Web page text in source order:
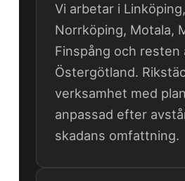
Vi arbetar i Linköping,
Norrköping, Motala,
Finspång och resten
Östergötland.
verksamhet med
anpassad efter
skadans omfattning.